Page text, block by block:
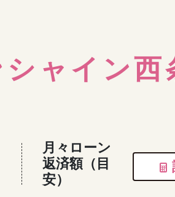
シャイン西
月々ローン
返済額（目
安）